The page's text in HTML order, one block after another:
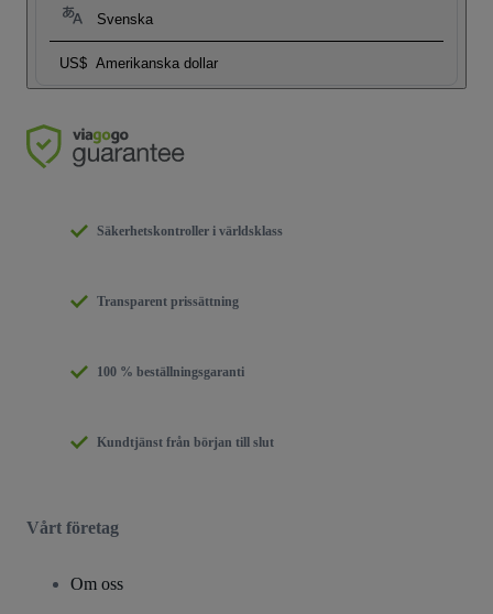
Svenska
US$ Amerikanska dollar
Säkerhetskontroller i världsklass
Transparent prissättning
100 % beställningsgaranti
Kundtjänst från början till slut
Vårt företag
Om oss